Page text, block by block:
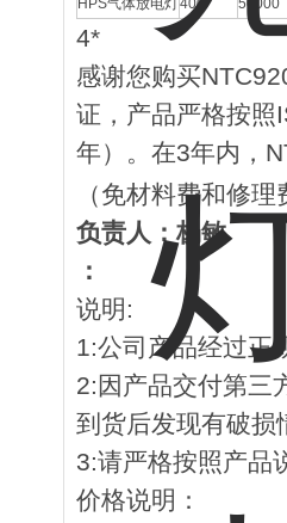
HPS气体放电灯 400 50000
4*
感谢您购买
证，产品严格按照
年）。在3年内，
（免材料费和修理
负责人：杨敏
：
说明:
1:公司产品经过正
2:因产品交付第三
到货后发现有破损
3:请严格按照产品
价格说明：